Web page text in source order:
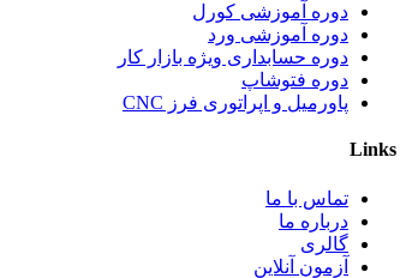
دوره آموزشی کورل
دوره آموزشی ورد
دوره حسابداری ویژه بازار کار
دوره فتوشاپ
پاورمیل و اپراتوری فرز CNC
Links
تماس با ما
درباره ما
گالری
آزمون آنلاین